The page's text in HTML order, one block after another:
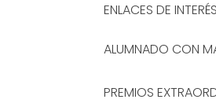
ENLACES DE INTERÉS
ALUMNADO CON
PREMIOS